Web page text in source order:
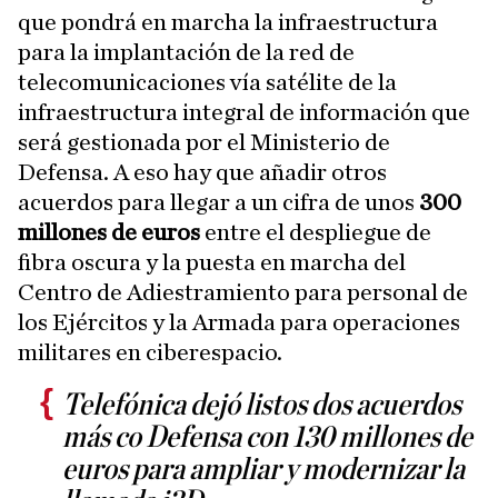
que pondrá en marcha la infraestructura
para la implantación de la red de
telecomunicaciones vía satélite de la
infraestructura integral de información que
será gestionada por el Ministerio de
Defensa. A eso hay que añadir otros
acuerdos para llegar a un cifra de unos 300
millones de euros entre el despliegue de
fibra oscura y la puesta en marcha del
Centro de Adiestramiento para personal de
los Ejércitos y la Armada para operaciones
militares en ciberespacio.
Telefónica dejó listos dos acuerdos
más co Defensa con 130 millones de
euros para ampliar y modernizar la